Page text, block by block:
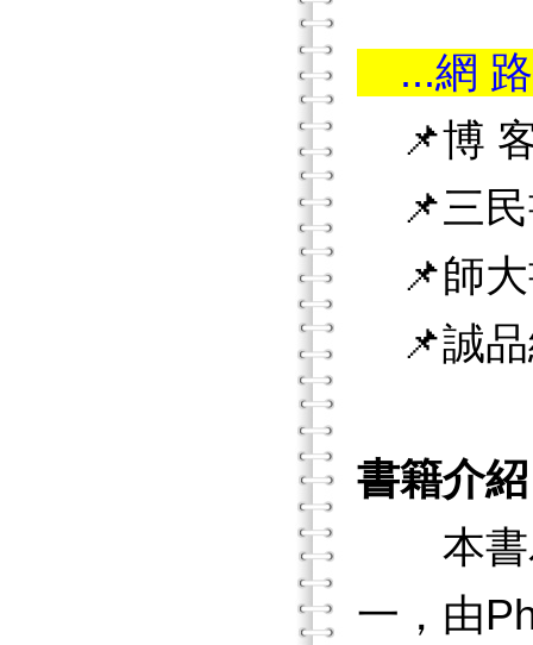
...網
📌博
📌三民
📌師大
📌誠品
書籍介紹
本書為
一，由